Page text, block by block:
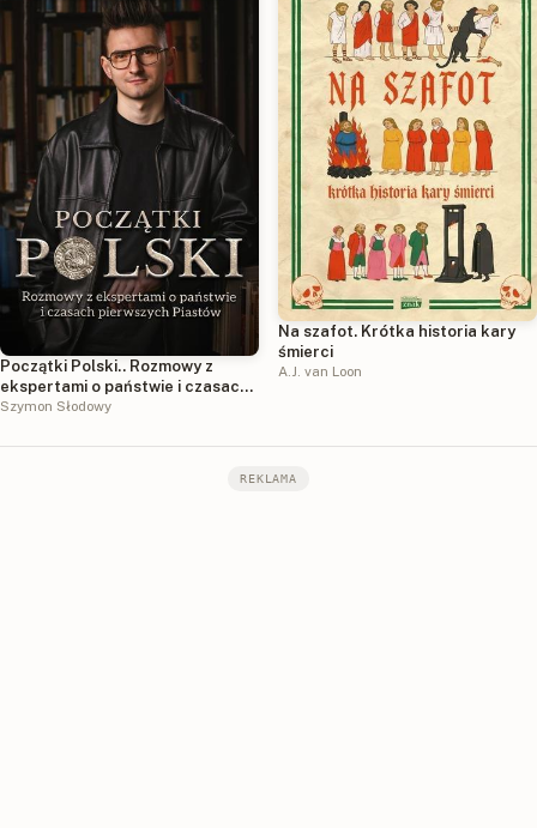
Początki Polski.. Rozmowy z
ekspertami o państwie i czasach
pierwszych Piastów
Szymon Słodowy
Na szafot. Krótka historia kary
śmierci
A.J. van Loon
REKLAMA